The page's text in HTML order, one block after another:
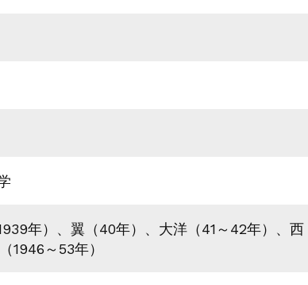
年）、翼（40年）、大洋（41～42年）、西
1946～53年）